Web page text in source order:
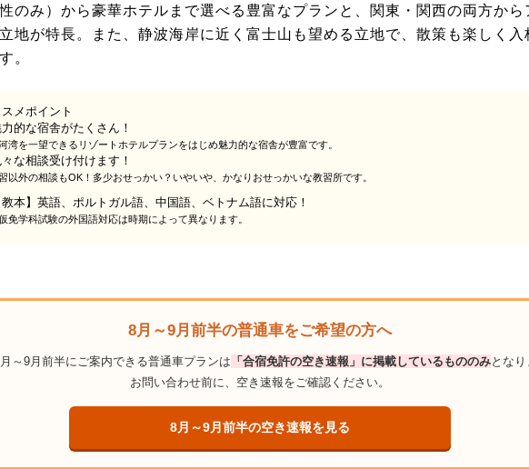
のみ）から豪華ホテルまで選べる豊富なプランと、関東・関西の両方から
地が特長。また、静波海岸に近く富士山も望める立地で、散策も楽しく入
。
メポイント
的な宿舎がたくさん！
湾を一望できるリゾートホテルプランをはじめ魅力的な宿舎が豊富です。
な相談受け付けます！
以外の相談もOK！多少おせっかい？いやいや、かなりおせっかいな教習所です。
本】英語、ポルトガル語、中国語、ベトナム語に対応！
学科試験の外国語対応は時期によって異なります。
8月～9月前半の普通車をご希望の方へ
～9月前半にご案内できる普通車プランは 「合宿免許の空き速報」に掲載しているもののみとなり
お問い合わせ前に、空き速報をご確認ください。
8月～9月前半の空き速報を見る